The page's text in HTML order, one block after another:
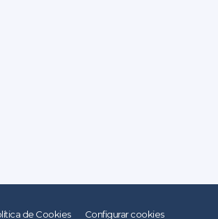
de Cookies Configurar cookies